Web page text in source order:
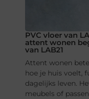
PVC vloer van
attent wonen
van LAB21
Attent wonen
hoe je huis voelt,
dagelijks leven.
meubels of